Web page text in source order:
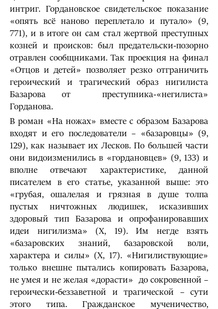
интриг. Гордановское свидетельское показа­ние
«опять всё наново переплетало и путало» (9,
771), и в итоге он сам стал жертвой преступных
козней и происков: был предательски-позорно
отравлен сообщниками. Так проекция на финал
«Отцов и детей» позволяет резко отграничить
героический и трагический образ нигилиста
Базарова от преступника-«негилиста»
Горданова.
В роман «На ножах» вместе с образом Базарова
входят и его последователи – «база­ровцы» (9,
129), как называет их Лесков. По большей части
они видоизменились в «гордановцев» (9, 133) и
вполне отвечают характеристике, данной
писате­лем в его статье, указанной выше: это
«грубая, ошалелая и грязная в душе толпа
пустых ничтожных людишек, исказивших
здоровый тип Базарова и опрофаниро­вавших
идеи нигилизма» (X, 19). Им негде взять
«базаровских знаний, базаров­ской воли,
характера и силы» (X, 17). «Нигилиствующие»
только внешне пыта­лись копиро­вать Базарова,
не умея и не желая «дорасти» до сокровенной –
героически-беззаветной и трагической – сути
этого типа. Гражданское мучениче­ство,